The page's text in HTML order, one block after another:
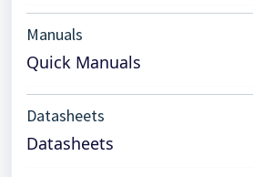
Manuals
Quick Manuals
Datasheets
Datasheets